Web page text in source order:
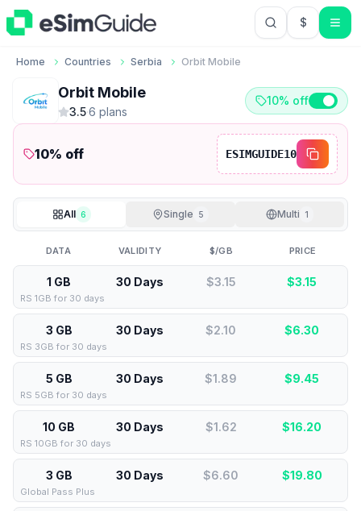
$USD US
Home Countries Serbia Orbit Mobile
Orbit Mobile
3.5·6 plans
10% off
10% off ESIMGUIDE10
All 6 Single 5 Multi 1
DATA VALIDITY $/GB PRICE
1 GB 30 Days $3.15 $3.15
RS 1GB for 30 days
3 GB 30 Days $2.10 $6.30
RS 3GB for 30 days
5 GB 30 Days $1.89 $9.45
RS 5GB for 30 days
10 GB 30 Days $1.62 $16.20
RS 10GB for 30 days
3 GB 30 Days $6.60 $19.80
Global Pass Plus